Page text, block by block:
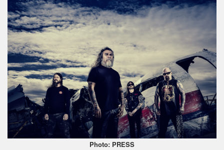
Photo: PRESS